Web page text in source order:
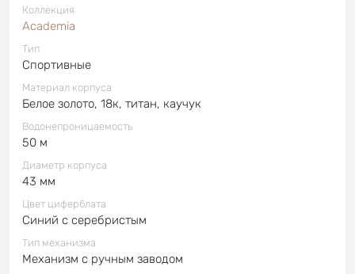
Коллекция
Academia
Тип
Спортивные
Материал корпуса
Белое золото, 18к, титан, каучук
Водонепроницаемость
50 м
Диаметр корпуса
43 мм
Цвет циферблата
Синий с серебристым
Тип механизма
Механизм с ручным заводом